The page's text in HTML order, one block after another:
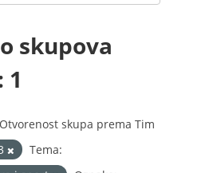
skupova
1
Otvorenost skupa prema Tim
Tema: